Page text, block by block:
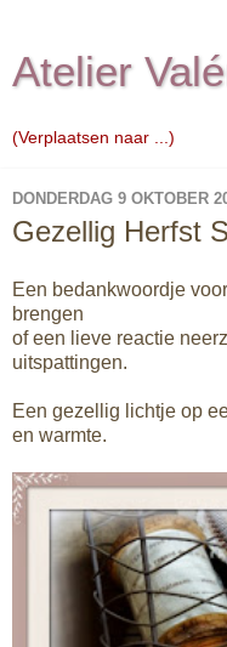
Atelier
DONDERDAG 9 OKTOBER
Gezellig Herfst
Een bedankwoordje
brengen
of een lieve reactie
uitspattingen.
Een gezellig lichtje op
en warmte.